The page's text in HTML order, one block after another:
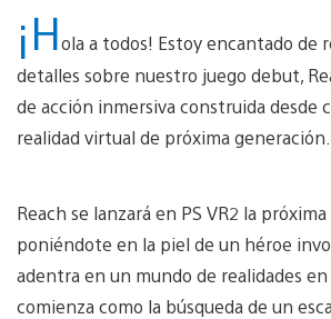
¡Hola a todos! Estoy encantado de
detalles sobre nuestro juego debut,
de acción inmersiva construida desde
realidad virtual de próxima generación.
Reach se lanzará en PS VR2 la
poniéndote en la piel de un héroe
adentra en un mundo de realidades
comienza como la búsqueda de un